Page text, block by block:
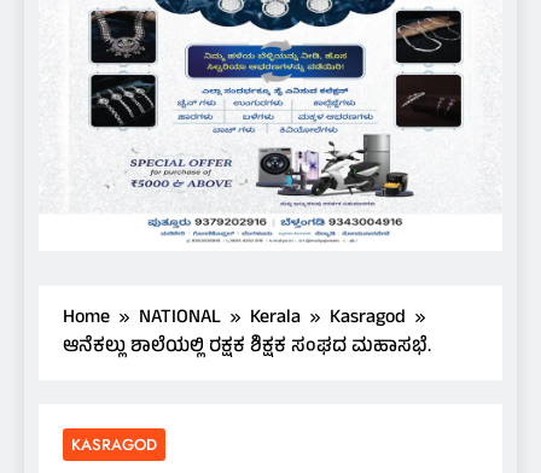
Home NATIONAL Kerala
Kasragod
ಆನೆಕಲ್ಲು ಶಾಲೆಯಲ್ಲಿ ರಕ್ಷಕ ಶಿಕ್ಷಕ ಸಂಘದ ಮಹಾಸಭೆ.
KASRAGOD